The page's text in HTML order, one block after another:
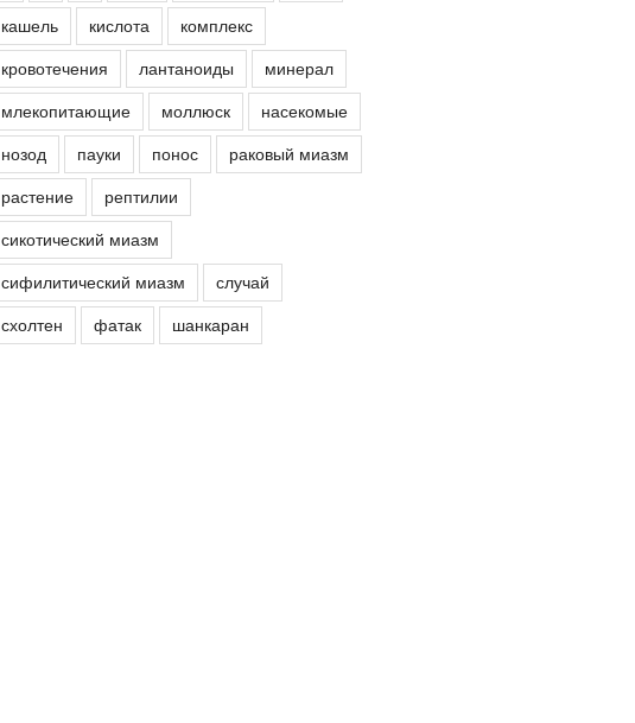
кашель
кислота
комплекс
кровотечения
лантаноиды
минерал
млекопитающие
моллюск
насекомые
нозод
пауки понос
раковый миазм
растение
рептилии
сикотический миазм
сифилитический миазм
случай
схолтен
фатак шанкаран